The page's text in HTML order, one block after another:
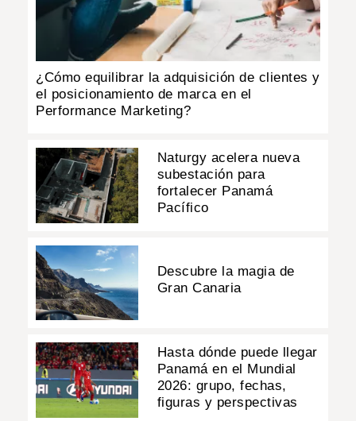
¿Cómo equilibrar la adquisición de clientes y
el posicionamiento de marca en el
Performance Marketing?
Naturgy acelera nueva
subestación para
fortalecer Panamá
Pacífico
Descubre la magia de
Gran Canaria
Hasta dónde puede llegar
Panamá en el Mundial
2026: grupo, fechas,
figuras y perspectivas